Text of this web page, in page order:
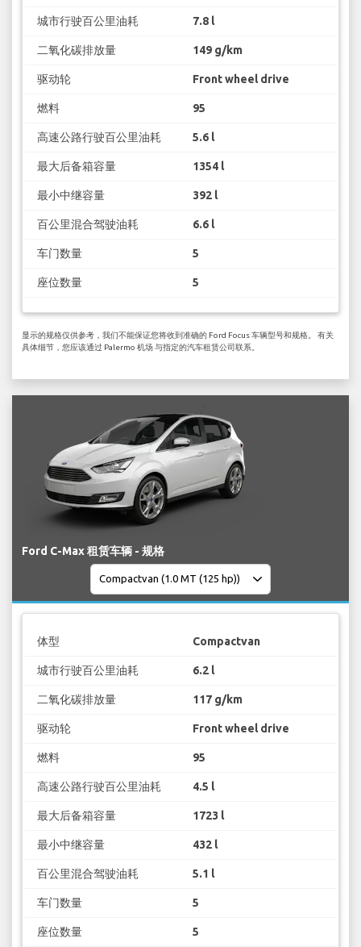
城市行驶百公里油耗 7.8 l
二氧化碳排放量 149 g/km
驱动轮 Front wheel drive
燃料 95
高速公路行驶百公里油耗 5.6 l
最大后备箱容量 1354 l
最小中继容量 392 l
百公里混合驾驶油耗 6.6 l
车门数量 5
座位数量 5
显示的规格仅供参考，我们不能保证您将收到准确的 Ford Focus 车辆型号和规格。 有关
具体细节，您应该通过 Palermo 机场 与指定的汽车租赁公司联系。
Ford C-Max 租赁车辆 - 规格
体型 Compactvan
城市行驶百公里油耗 6.2 l
二氧化碳排放量 117 g/km
驱动轮 Front wheel drive
燃料 95
高速公路行驶百公里油耗 4.5 l
最大后备箱容量 1723 l
最小中继容量 432 l
百公里混合驾驶油耗 5.1 l
车门数量 5
座位数量 5